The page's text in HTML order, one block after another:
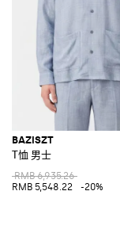
BAZISZT
T恤 男士
RMB 6,935.26
RMB 5,548.22
-20%